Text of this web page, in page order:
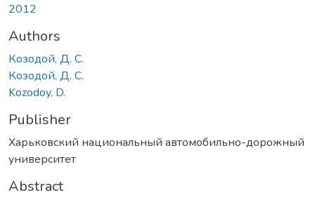
2012
Authors
Козодой, Д. С.
Козодой, Д. С.
Kozodoy, D.
Publisher
Харьковский национальный автомобильно-дорожный
университет
Abstract